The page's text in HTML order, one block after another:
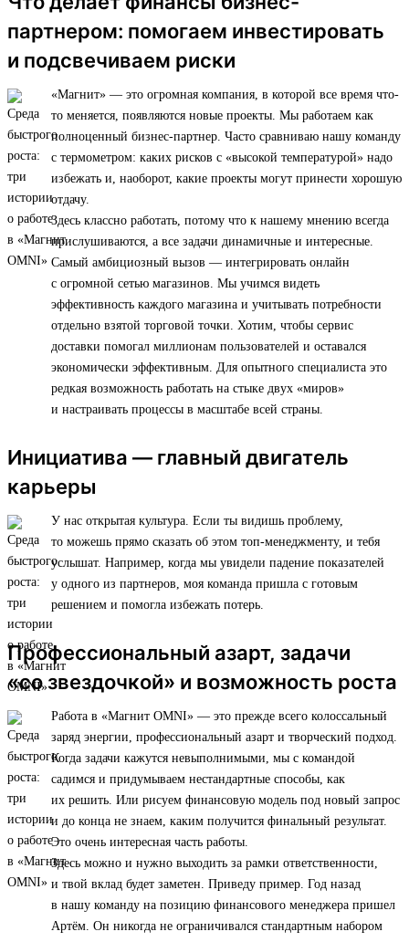
партнером: помогаем инвестировать
и подсвечиваем риски
«Магнит» — это огромная компания, в которой все время что-
то меняется, появляются новые проекты. Мы работаем как
полноценный бизнес-партнер. Часто сравниваю нашу команду
с термометром: каких рисков с «высокой температурой» надо
избежать и, наоборот, какие проекты могут принести хорошую
отдачу.
Здесь классно работать, потому что к нашему мнению всегда
прислушиваются, а все задачи динамичные и интересные.
Самый амбициозный вызов — интегрировать онлайн
с огромной сетью магазинов. Мы учимся видеть
эффективность каждого магазина и учитывать потребности
отдельно взятой торговой точки. Хотим, чтобы сервис
доставки помогал миллионам пользователей и оставался
экономически эффективным. Для опытного специалиста это
редкая возможность работать на стыке двух «миров»
и настраивать процессы в масштабе всей страны.
Инициатива — главный двигатель
карьеры
У нас открытая культура. Если ты видишь проблему,
то можешь прямо сказать об этом топ-менеджменту, и тебя
услышат. Например, когда мы увидели падение показателей
у одного из партнеров, моя команда пришла с готовым
решением и помогла избежать потерь.
Профессиональный азарт, задачи
«со звездочкой» и возможность роста
Работа в «Магнит OMNI» — это прежде всего колоссальный
заряд энергии, профессиональный азарт и творческий подход.
Когда задачи кажутся невыполнимыми, мы с командой
садимся и придумываем нестандартные способы, как
их решить. Или рисуем финансовую модель под новый запрос
и до конца не знаем, каким получится финальный результат.
Это очень интересная часть работы.
Здесь можно и нужно выходить за рамки ответственности,
и твой вклад будет заметен. Приведу пример. Год назад
в нашу команду на позицию финансового менеджера пришел
Артём. Он никогда не ограничивался стандартным набором